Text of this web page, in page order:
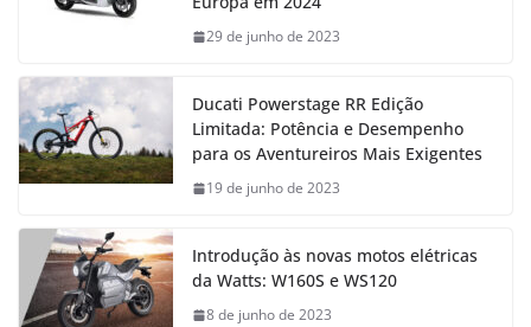
29 de junho de 2023
Ducati Powerstage RR Edição
Limitada: Potência e Desempenho
para os Aventureiros Mais Exigentes
19 de junho de 2023
Introdução às novas motos elétricas
da Watts: W160S e WS120
8 de junho de 2023